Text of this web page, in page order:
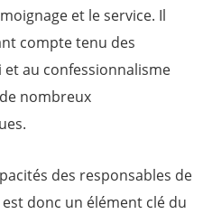
et le service. Il
compte tenu des
au confessionnalisme
nombreux
des responsables de
donc un élément clé du